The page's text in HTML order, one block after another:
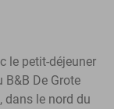
le petit-déjeuner
De Grote
dans le nord du